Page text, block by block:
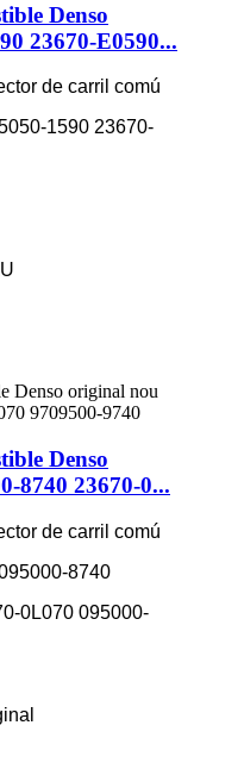
Denso
23670-E0590...
de carril comú
1590 23670-
Denso
8740 23670-0...
de carril comú
8740
0L070 095000-